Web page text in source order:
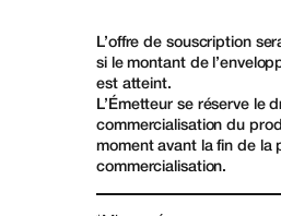
L’offre de souscription
si le montant de
est atteint.
L’Émetteur se réserve le
commercialisation du
moment avant la fin de la
commercialisation.